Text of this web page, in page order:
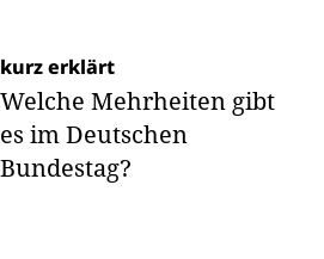
kurz erklärt
Welche Mehrheiten gibt
es im Deutschen
Bundestag?